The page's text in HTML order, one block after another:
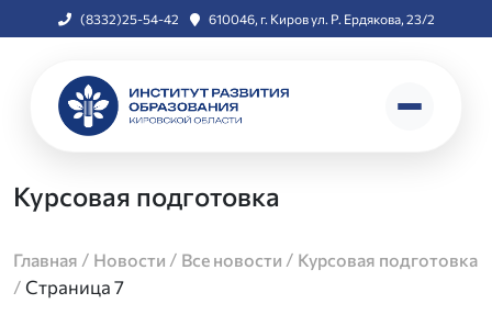
(8332)25-54-42 610046, г. Киров ул. Р. Ердякова, 23/2
Курсовая подготовка
Главная / Новости / Все новости / Курсовая подготовка
/Страница 7